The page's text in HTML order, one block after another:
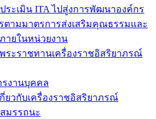
ระเมิน ITA ไปสู่งการพัฒนาองค์กร
ตามมาตรการส่งเสริมคุณธรรมและ
ายในหน่วยงาน
ระราชทานเครื่องราชอิสริยาภรณ์
งานบุคคล
ยวกับเครื่องราชอิสริยาภรณ์
มรรถนะ